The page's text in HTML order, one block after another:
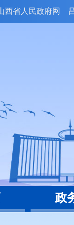
西省人民政府网
政